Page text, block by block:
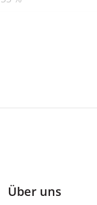
Apple iPhone 16e
Über uns